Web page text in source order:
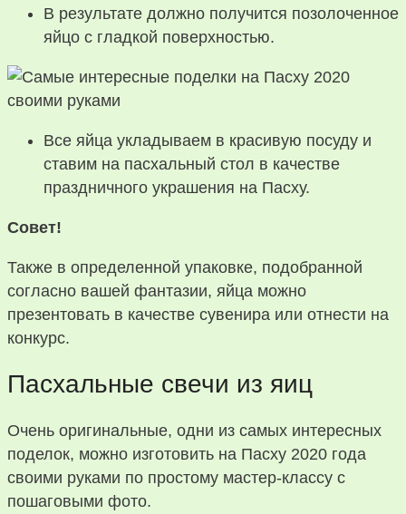
В результате должно получится позолоченное
яйцо с гладкой поверхностью.
Все яйца укладываем в красивую посуду и
ставим на пасхальный стол в качестве
праздничного украшения на Пасху.
Совет!
Также в определенной упаковке, подобранной
согласно вашей фантазии, яйца можно
презентовать в качестве сувенира или отнести на
конкурс.
Пасхальные свечи из яиц
Очень оригинальные, одни из самых интересных
поделок, можно изготовить на Пасху 2020 года
своими руками по простому мастер-классу с
пошаговыми фото.